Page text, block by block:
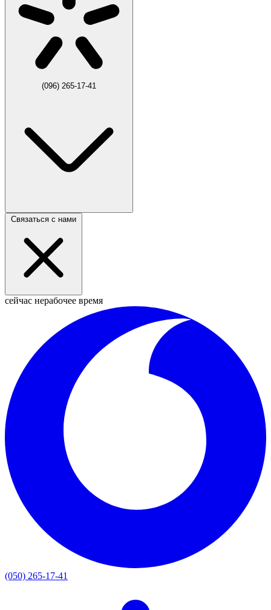
(096) 265-17-41
Связаться с нами
сейчас нерабочее время
(050) 265-17-41